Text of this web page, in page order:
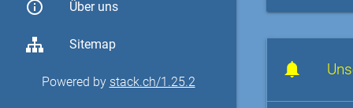
info_outline Über uns
Sitemap
Powered by stack.ch/1.25.2